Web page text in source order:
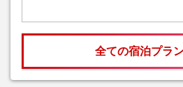
全ての宿泊プラ